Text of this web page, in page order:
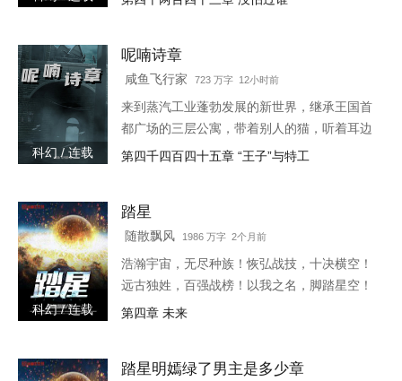
科幻 / 连载
呢喃诗章
咸鱼飞行家 723 万字 12小时前
来到蒸汽工业蓬勃发展的新世界，继承王国首
都广场的三层公寓，带着别人的猫，听着耳边
的呢喃之语，去见证这个诡秘而离奇的时代。
第四千四百四十五章 “王子”与特工
科幻 / 连载
踏星
随散飘风 1986 万字 2个月前
浩瀚宇宙，无尽种族！恢弘战技，十决横空！
远古独姓，百强战榜！以我之名，脚踏星空！
2200年的一天，当人类第一次登上海王星，看
第四章 未来
踏星明嫣绿了男主是多少章